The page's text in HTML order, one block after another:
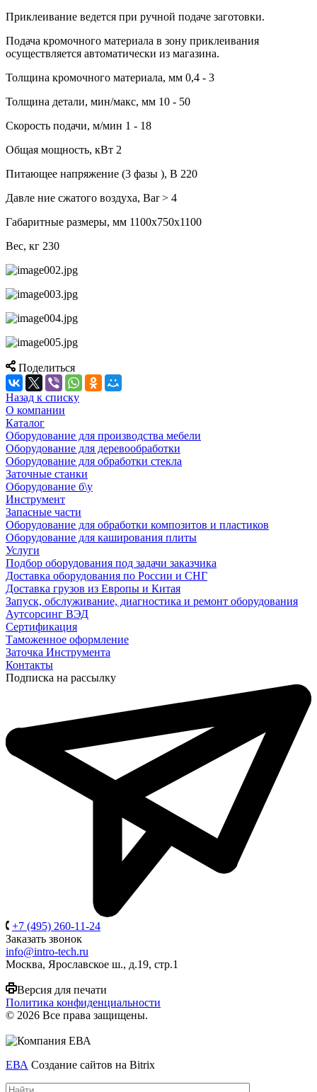
Приклеивание ведется при ручной подаче заготовки.
Подача кромочного материала в зону приклеивания
осуществляется автоматически из магазина.
Толщина кромочного материала, мм 0,4 - 3
Толщина детали, мин/макс, мм 10 - 50
Скорость подачи, м/мин 1 - 18
Общая мощность, кВт 2
Питающее напряжение (3 фазы ), В 220
Давле ние сжатого воздуха, Bar > 4
Габаритные размеры, мм 1100х750х1100
Вес, кг 230
Поделиться
Назад к списку
О компании
Каталог
Оборудование для производства мебели
Оборудование для деревообработки
Оборудование для обработки стекла
Заточные станки
Оборудование б\у
Инструмент
Запасные части
Оборудование для обработки композитов и пластиков
Оборудование для каширования плиты
Услуги
Подбор оборудования под задачи заказчика
Доставка оборудования по России и СНГ
Доставка грузов из Европы и Китая
Запуск, обслуживание, диагностика и ремонт оборудования
Аутсорсинг ВЭД
Сертификация
Таможенное оформление
Заточка Инструмента
Контакты
Подписка на рассылку
+7 (495) 260-11-24
Заказать звонок
info@intro-tech.ru
Москва, Ярославское ш., д.19, стр.1
Версия для печати
Политика конфиденциальности
© 2026 Все права защищены.
ЕВА Создание сайтов на Bitrix